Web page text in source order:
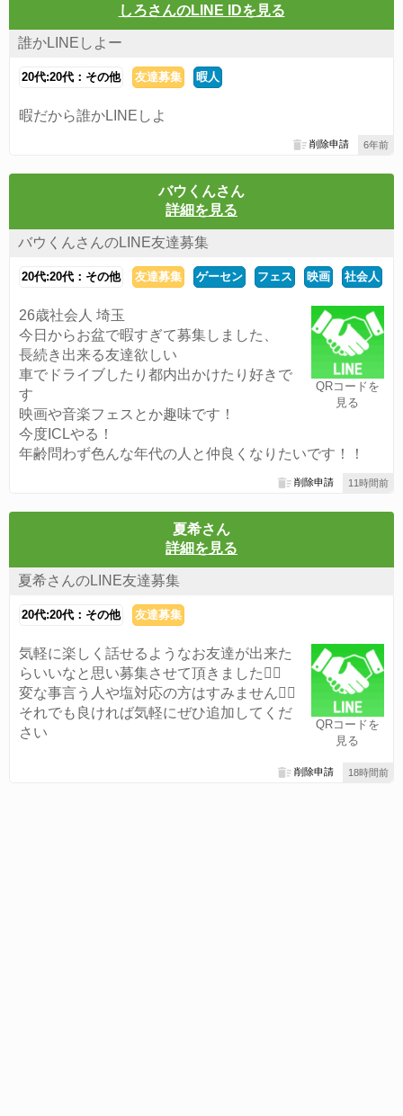
しろさんのLINE IDを見る
誰かLINEしよー
20代:20代：その他 友達募集 暇人
暇だから誰かLINEしよ
6年前
削除申請
バウくんさん
詳細を見る
バウくんさんのLINE友達募集
20代:20代：その他 友達募集 ゲーセン フェス 映画 社会人
QRコードを
見る
26歳社会人 埼玉
今日からお盆で暇すぎて募集しました、
長続き出来る友達欲しい
車でドライブしたり都内出かけたり好きで
す
映画や音楽フェスとか趣味です！
今度ICLやる！
年齢問わず色んな年代の人と仲良くなりたいです！！
11時間前
削除申請
夏希さん
詳細を見る
夏希さんのLINE友達募集
20代:20代：その他 友達募集
QRコードを
見る
気軽に楽しく話せるようなお友達が出来た
らいいなと思い募集させて頂きました🙆‍♀️
変な事言う人や塩対応の方はすみません🙇‍♀️
それでも良ければ気軽にぜひ追加してくだ
さい
18時間前
削除申請